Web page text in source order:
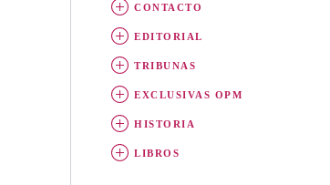
CONTACTO
EDITORIAL
TRIBUNAS
EXCLUSIVAS OPM
HISTORIA
LIBROS